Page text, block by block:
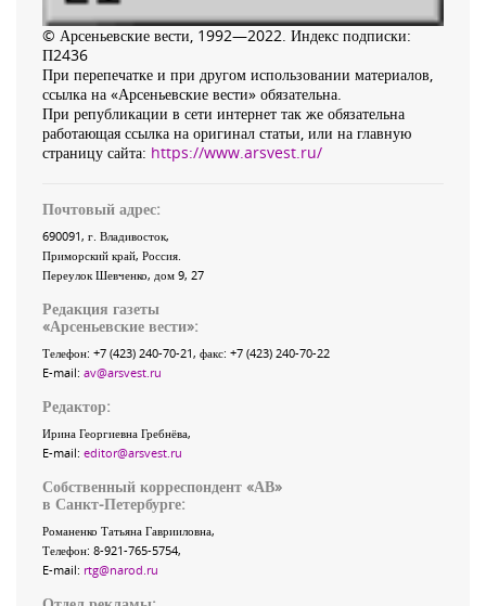
© Арсеньевские вести, 1992—2022. Индекс подписки:
П2436
При перепечатке и при другом использовании материалов,
ссылка на «Арсеньевские вести» обязательна.
При републикации в сети интернет так же обязательна
работающая ссылка на оригинал статьи, или на главную
страницу сайта: https://www.arsvest.ru/
Почтовый адрес:
690091, г. Владивосток,
Приморский край, Россия.
Переулок Шевченко, дом 9, 27
Редакция газеты
«Арсеньевские вести»:
Телефон: +7 (423) 240-70-21, факс: +7 (423) 240-70-22
E-mail: av@arsvest.ru
Редактор:
Ирина Георгиевна Гребнёва,
E-mail: editor@arsvest.ru
Собственный корреспондент «АВ»
в Санкт-Петербурге:
Романенко Татьяна Гаврииловна,
Телефон: 8-921-765-5754,
E-mail: rtg@narod.ru